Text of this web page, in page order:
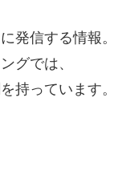
発信する情報。
グでは、
持っています。